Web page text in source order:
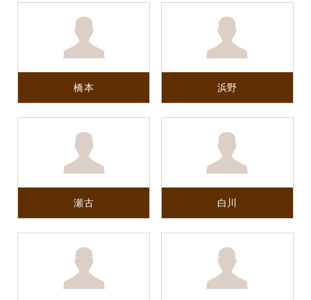
橋本 浜野
瀬古 白川